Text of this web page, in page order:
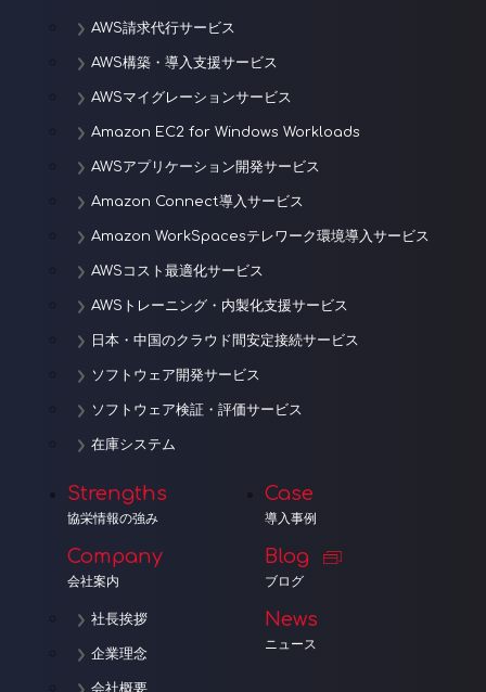
AWS請求代行サービス
AWS構築・導入支援サービス
AWSマイグレーションサービス
Amazon EC2 for Windows Workloads
AWSアプリケーション開発サービス
Amazon Connect導入サービス
Amazon WorkSpacesテレワーク環境導入サービス
AWSコスト最適化サービス
AWSトレーニング・内製化支援サービス
日本・中国のクラウド間安定接続サービス
ソフトウェア開発サービス
ソフトウェア検証・評価サービス
在庫システム
Strengths
協栄情報の強み
Company
会社案内
社長挨拶
企業理念
Case
導入事例
Blog
ブログ
News
ニュース